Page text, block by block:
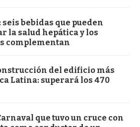
bebidas que pueden
la salud hepática y los
complementan
del edificio más
Latina: superará los 470
que tuvo un cruce con